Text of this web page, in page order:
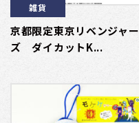
雑貨
京都限定東京リベンジャー
ズ ダイカットK...